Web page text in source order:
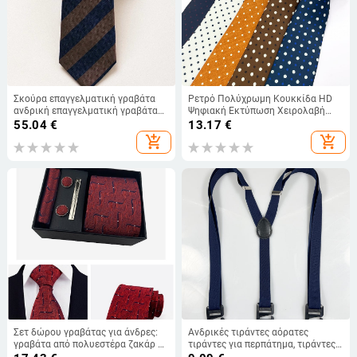
Σκούρα επαγγελματική γραβάτα
ανδρική επαγγελματική γραβάτα
σε αντίθεση χρώματος ευέλικτο
για επαγγελματικά επίσημα ρούχα
γάμου, κοστούμι, αξεσουάρ
55.04€
add_shopping_cart
Ρετρό Πολύχρωμη Κουκκίδα HD
Ψηφιακή Εκτύπωση Χειρολαβή
Γραβάτα με Βέλος Ανδρική Πόλο
Κουκκίδα σε απόθεμα Χονδρική
13.17 €
add_shopping_cart
Σετ δώρου γραβάτας για άνδρες:
γραβάτα από πολυεστέρα ζακάρ με
Ανδρικές τιράντες αόρατες
τιράντες για περπάτημα, τιράντες